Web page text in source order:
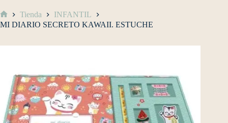
Tienda
INFANTIL
MI DIARIO SECRETO KAWAII. ESTUCHE